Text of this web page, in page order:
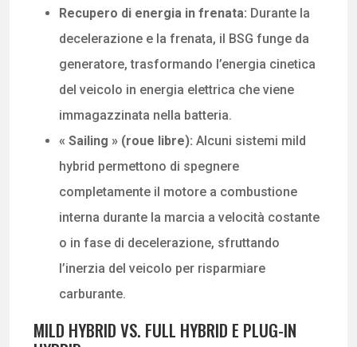
Recupero di energia in frenata: Durante la
decelerazione e la frenata, il BSG funge da
generatore, trasformando l’energia cinetica
del veicolo in energia elettrica che viene
immagazzinata nella batteria.
« Sailing » (roue libre): Alcuni sistemi mild
hybrid permettono di spegnere
completamente il motore a combustione
interna durante la marcia a velocità costante
o in fase di decelerazione, sfruttando
l’inerzia del veicolo per risparmiare
carburante.
MILD HYBRID VS. FULL HYBRID E PLUG-IN